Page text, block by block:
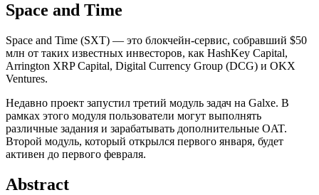
Space and Time
Space and Time (SXT) — это блокчейн-сервис, собравший $50
млн от таких известных инвесторов, как HashKey Capital,
Arrington XRP Capital, Digital Currency Group (DCG) и OKX
Ventures.
Недавно проект запустил третий модуль задач на Galxe. В
рамках этого модуля пользователи могут выполнять
различные задания и зарабатывать дополнительные OAT.
Второй модуль, который открылся первого января, будет
активен до первого февраля.
Abstract